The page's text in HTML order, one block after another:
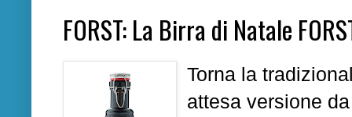
FORST: La Birra di Natale
Torna la
attesa versione